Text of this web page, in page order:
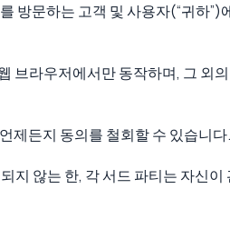
방문하는 고객 및 사용자(“귀하”)
브라우저에서만 동작하며, 그 외
제든지 동의를 철회할 수 있습니다.
않는 한, 각 서드 파티는 자신이